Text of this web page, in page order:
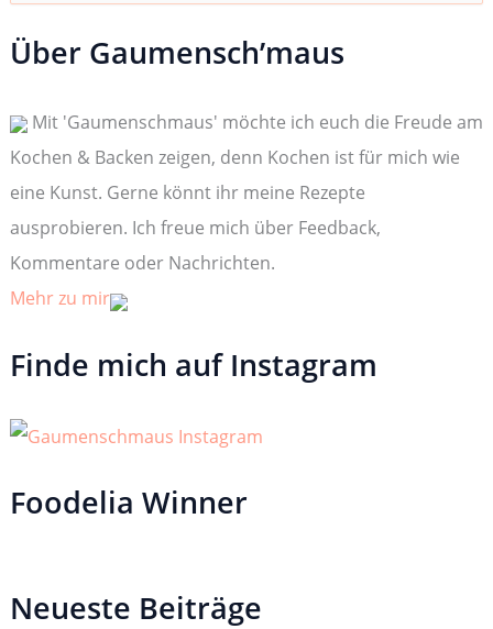
h
e
a
c
h
:
Über Gaumensch’maus
Mit 'Gaumenschmaus' möchte ich euch die Freude am
Kochen & Backen zeigen, denn Kochen ist für mich wie
eine Kunst. Gerne könnt ihr meine Rezepte
ausprobieren. Ich freue mich über Feedback,
Kommentare oder Nachrichten.
Mehr zu mir
Finde mich auf Instagram
Foodelia Winner
Neueste Beiträge